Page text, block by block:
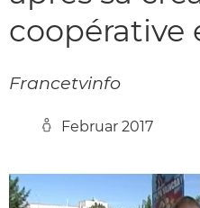
coopérative
Francetvinfo
Februar 2017